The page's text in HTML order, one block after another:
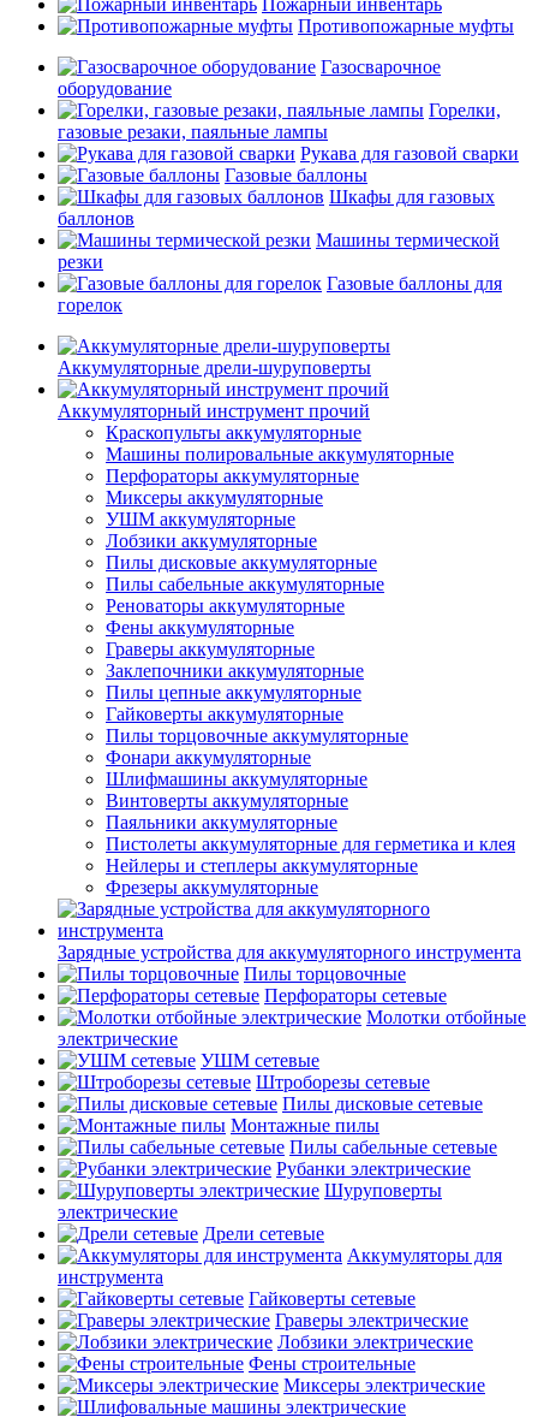
Пожарный инвентарь
Противопожарные муфты
Газосварочное
оборудование
Горелки,
газовые резаки, паяльные лампы
Рукава для газовой сварки
Газовые баллоны
Шкафы для газовых
баллонов
Машины термической
резки
Газовые баллоны для
горелок
Аккумуляторные дрели-шуруповерты
Аккумуляторный инструмент прочий
Краскопульты аккумуляторные
Машины полировальные аккумуляторные
Перфораторы аккумуляторные
Миксеры аккумуляторные
УШМ аккумуляторные
Лобзики аккумуляторные
Пилы дисковые аккумуляторные
Пилы сабельные аккумуляторные
Реноваторы аккумуляторные
Фены аккумуляторные
Граверы аккумуляторные
Заклепочники аккумуляторные
Пилы цепные аккумуляторные
Гайковерты аккумуляторные
Пилы торцовочные аккумуляторные
Фонари аккумуляторные
Шлифмашины аккумуляторные
Винтоверты аккумуляторные
Паяльники аккумуляторные
Пистолеты аккумуляторные для герметика и клея
Нейлеры и степлеры аккумуляторные
Фрезеры аккумуляторные
Зарядные устройства для аккумуляторного инструмента
Пилы торцовочные
Перфораторы сетевые
Молотки отбойные
электрические
УШМ сетевые
Штроборезы сетевые
Пилы дисковые сетевые
Монтажные пилы
Пилы сабельные сетевые
Рубанки электрические
Шуруповерты
электрические
Дрели сетевые
Аккумуляторы для
инструмента
Гайковерты сетевые
Граверы электрические
Лобзики электрические
Фены строительные
Миксеры электрические